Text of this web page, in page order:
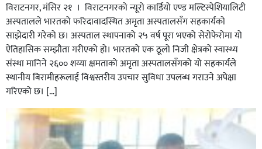
विराटनगर, मंसिर २१ । विराटनगरको न्यूरो कार्डियो एण्ड मल्टिस्पेशियालिटी
अस्पतालले भारतको फरिदावादस्थित अमृता अस्पतालसँग सहकार्यकाे
साझेदारी गरेको छ। अस्पताल स्थापनाको २५ वर्ष पूरा भएको सेराेफेराेमा यो
ऐतिहासिक सम्झौता गरीएकाे हो। भारतको एक ठूलो निजी क्षेत्रको स्वास्थ्य
संस्था मानिने २६०० शय्या क्षमताको अमृता अस्पतालसँगको यो सहकार्यले
स्थानीय बिरामीहरूलाई विश्वस्तरीय उपचार सुविधा उपलब्ध गराउने अपेक्षा
गरिएको छ। […]